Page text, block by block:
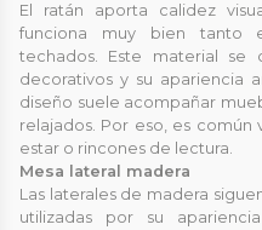
El ratán aporta calidez
funciona muy bien tanto
techados. Este material se
decorativos y su apariencia
diseño suele acompañar
relajados. Por eso, es común
estar o rincones de lectura.
Mesa lateral madera
Las laterales de madera
utilizadas por su